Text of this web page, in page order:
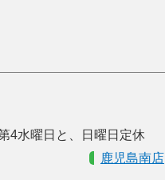
4水曜日と、日曜日定休
鹿児島南店